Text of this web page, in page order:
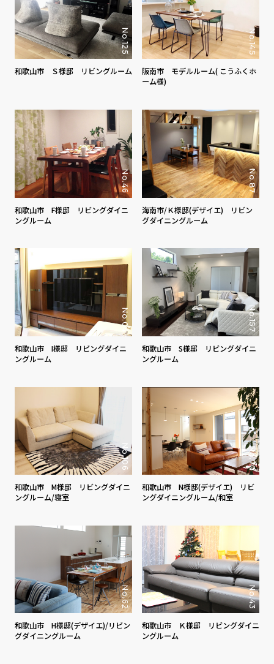
No.125
和歌山市 Ｓ様邸 リビングルーム
No.145
阪南市 モデルルーム( こうふくホ
ーム様)
No.46
和歌山市 F様邸 リビングダイニ
ングルーム
No.87
海南市/Ｋ様邸(デザイエ) リビン
グダイニングルーム
No.04
和歌山市 I様邸 リビングダイニ
ングルーム
No.157
和歌山市 S様邸 リビングダイニ
ングルーム
No.106
和歌山市 M様邸 リビングダイニ
ングルーム/寝室
No.70
和歌山市 N様邸(デザイエ) リビ
ングダイニングルーム/和室
No.62
和歌山市 H様邸(デザイエ)/リビン
グダイニングルーム
No.43
和歌山市 Ｋ様邸 リビングダイニ
ングルーム